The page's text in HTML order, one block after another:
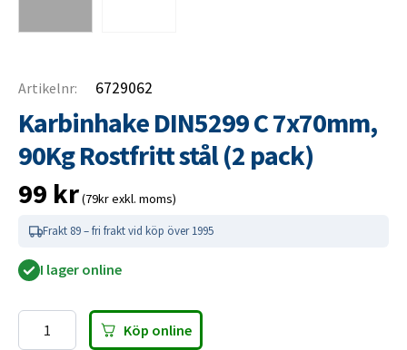
Artikelnr: 6729062
Karbinhake DIN5299 C 7x70mm,
90Kg Rostfritt stål (2 pack)
99 kr(79kr exkl. moms)
Frakt 89 – fri frakt vid köp över 1995
I lager online
Karbinhake
Köp online